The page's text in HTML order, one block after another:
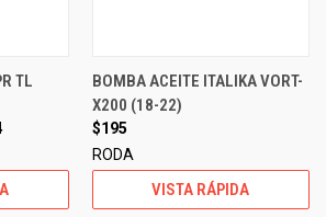
TL
BOMBA ACEITE ITALIKA VORT-
X200 (18-22)
$195
RODA
VISTA RÁPIDA